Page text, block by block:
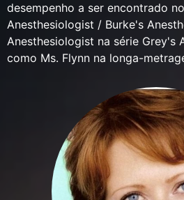
desempenho a ser encontrado
Anesthesiologist / Burke's
Anesthesiologist na série Grey's
como Ms. Flynn na longa-